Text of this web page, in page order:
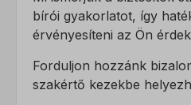
bírói gyakorlatot, így
érvényesíteni az Ön
Forduljon hozzánk
szakértő kezekbe
mhcookie
mwai_session_id
PHPSESSID
nyerjünk abba, hogyan lépnek
weboldalunkkal.
Részletek
Marketing